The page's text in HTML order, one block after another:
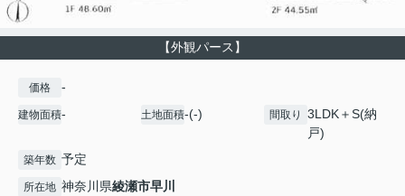
【外観パース】
価格 -
建物面積- 土地面積-(-) 間取り
3LDK＋S(納
戸)
築年数 予定
所在地 神奈川県綾瀬市早川